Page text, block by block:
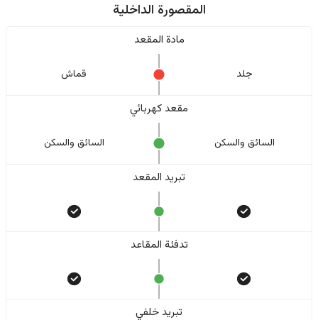
المقصورة الداخلية
مادة المقعد
جلد قماش
مقعد كهربائي
السائق والسکن السائق والسکن
تبريد المقعد
تدفئة المقاعد
تبريد خلفي